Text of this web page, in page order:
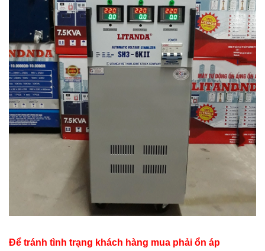
Để tránh tình trạng khách hàng mua phải ổn áp